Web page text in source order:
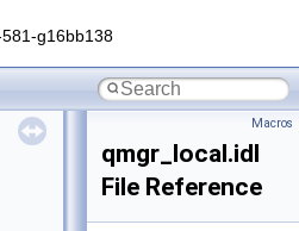
g16bb138
Macros
qmgr_local.idl
File Reference